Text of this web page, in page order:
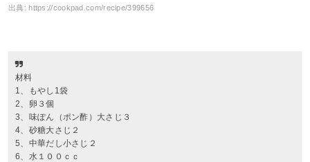
出典:https://cookpad.com/recipe/399656
材料
1、もやし1袋
2、卵３個
3、味ぽん（ポン酢）大さじ３
4、砂糖大さじ２
5、中華だし小さじ２
6、水１００ｃｃ